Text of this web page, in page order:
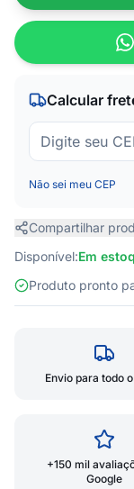
Calcular
Não sei meu CEP
Compartilhar
Disponível:Em
Produto pronto
Envio para todo
+150 mil
Google